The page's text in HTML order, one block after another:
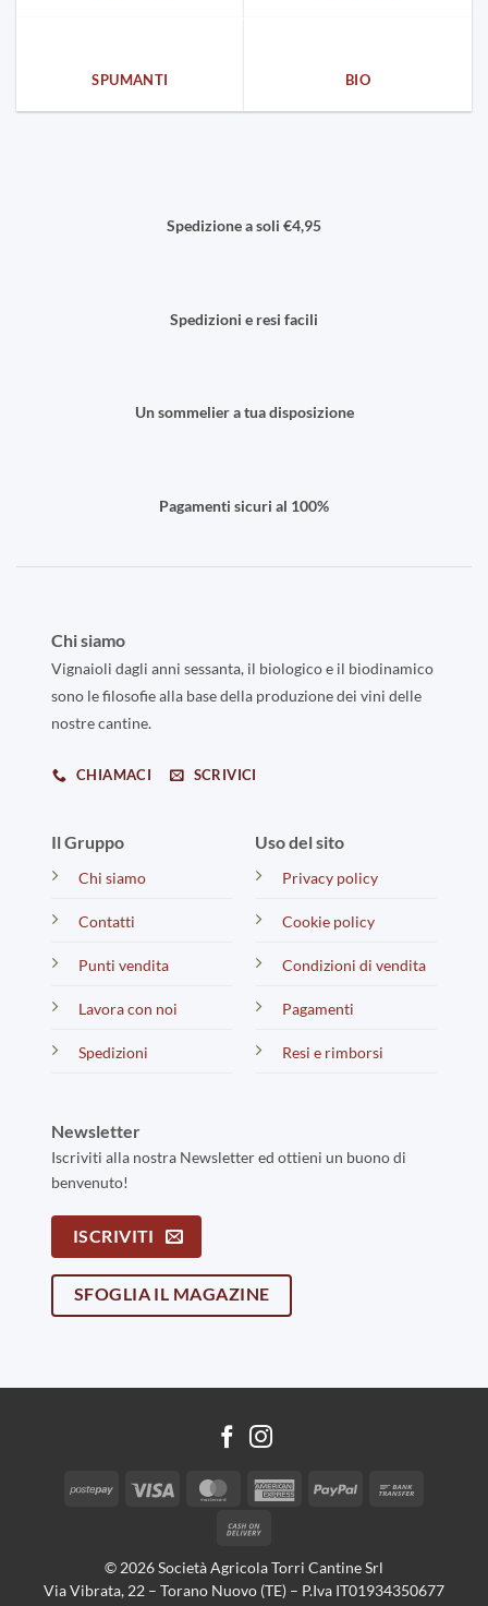
SPUMANTI BIO
Spedizione a soli €4,95
Spedizioni e resi facili
Un sommelier a tua disposizione
Pagamenti sicuri al 100%
Chi siamo
Vignaioli dagli anni sessanta, il biologico e il biodinamico
sono le filosofie alla base della produzione dei vini delle
nostre cantine.
CHIAMACI SCRIVICI
Il Gruppo
Chi siamo
Contatti
Punti vendita
Lavora con noi
Spedizioni
Uso del sito
Privacy policy
Cookie policy
Condizioni di vendita
Pagamenti
Resi e rimborsi
Newsletter
Iscriviti alla nostra Newsletter ed ottieni un buono di
benvenuto!
ISCRIVITI
SFOGLIA IL MAGAZINE
© 2026 Società Agricola Torri Cantine Srl
Via Vibrata, 22 – Torano Nuovo (TE) – P.Iva IT01934350677
PostepayVisa MasterCardAmericanPayPal
Delivery